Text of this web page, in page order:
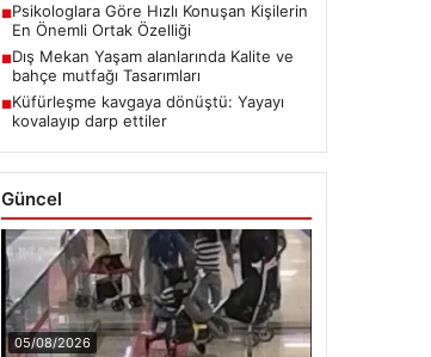
■Psikologlara Göre Hızlı Konuşan Kişilerin
En Önemli Ortak Özelliği
■Dış Mekan Yaşam alanlarında Kalite ve
bahçe mutfağı Tasarımları
■Küfürleşme kavgaya dönüştü: Yayayı
kovalayıp darp ettiler
Güncel
05/08/2026